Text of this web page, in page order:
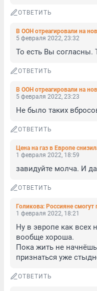
ОТВЕТИТЬ
5 февраля 2022, 23:32
То есть Вы согласны.
ОТВЕТИТЬ
5 февраля 2022, 23:23
Не было таких
ОТВЕТИТЬ
1 февраля 2022, 18:59
завидуйте молча. И
ОТВЕТИТЬ
1 февраля 2022, 18:21
Ну в эвропе как всех
вообще хороша.
Пока жить не
признаться уже
ОТВЕТИТЬ